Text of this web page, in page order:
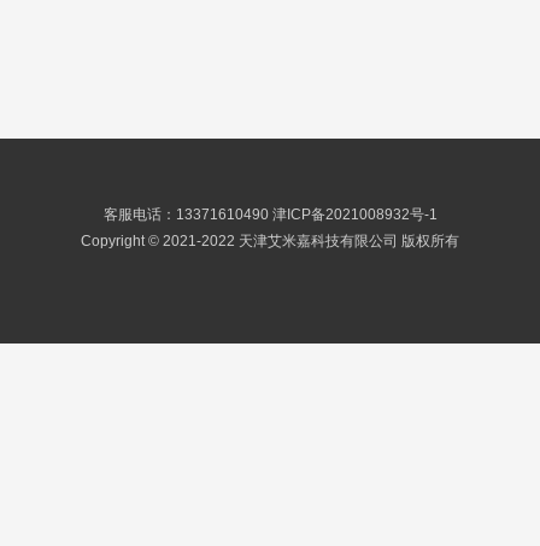
客服电话：13371610490 津ICP备2021008932号-1
Copyright © 2021-2022 天津艾米嘉科技有限公司 版权所有